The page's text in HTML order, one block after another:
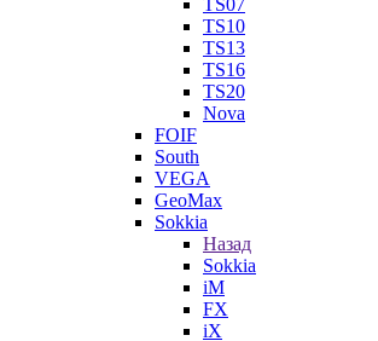
TS07
TS10
TS13
TS16
TS20
Nova
FOIF
South
VEGA
GeoMax
Sokkia
Назад
Sokkia
iM
FX
iX